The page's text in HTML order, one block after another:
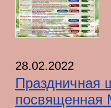
28.02.2022
Праздничная
посвященная